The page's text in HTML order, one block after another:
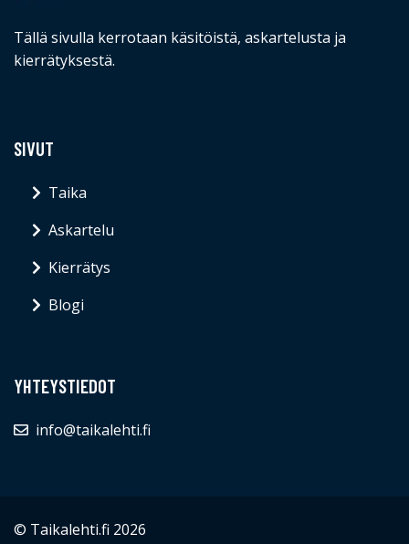
Tällä sivulla kerrotaan käsitöistä, askartelusta ja
kierrätyksestä.
SIVUT
Taika
Askartelu
Kierrätys
Blogi
YHTEYSTIEDOT
info@taikalehti.fi
© Taikalehti.fi 2026